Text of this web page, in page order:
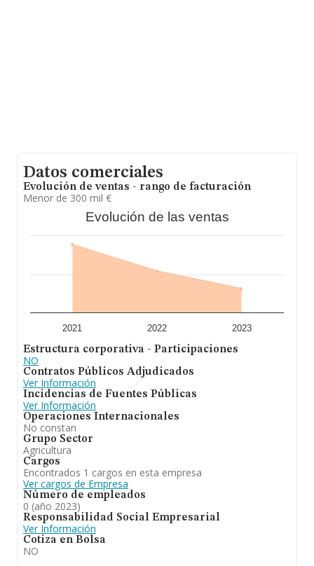
Datos comerciales
Evolución de ventas - rango de facturación
Menor de 300 mil €
Evolución de las ventas
2021 2022 2023
Estructura corporativa - Participaciones
NO
Contratos Públicos Adjudicados
Ver Información
Incidencias de Fuentes Públicas
Ver Información
Operaciones Internacionales
No constan
Grupo Sector
Agricultura
Cargos
Encontrados 1 cargos en esta empresa
Ver cargos de Empresa
Número de empleados
0 (año 2023)
Responsabilidad Social Empresarial
Ver Información
Cotiza en Bolsa
NO